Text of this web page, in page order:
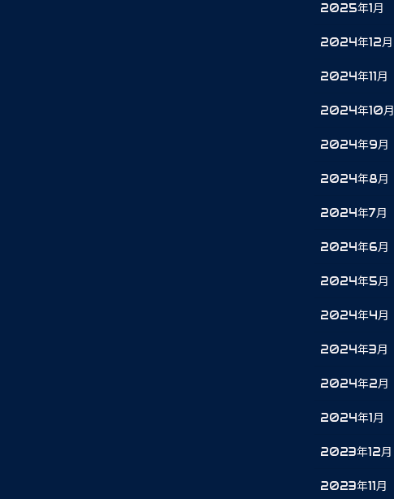
2025年1月
2024年12月
2024年11月
2024年10月
2024年9月
2024年8月
2024年7月
2024年6月
2024年5月
2024年4月
2024年3月
2024年2月
2024年1月
2023年12月
2023年11月